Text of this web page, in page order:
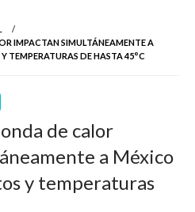
IMPACTAN SIMULTÁNEAMENTE A
TEMPERATURAS DE HASTA 45°C
de calor
a México
y temperaturas